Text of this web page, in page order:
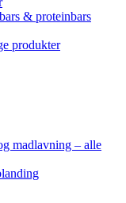
& proteinbars
produkter
madlavning – alle